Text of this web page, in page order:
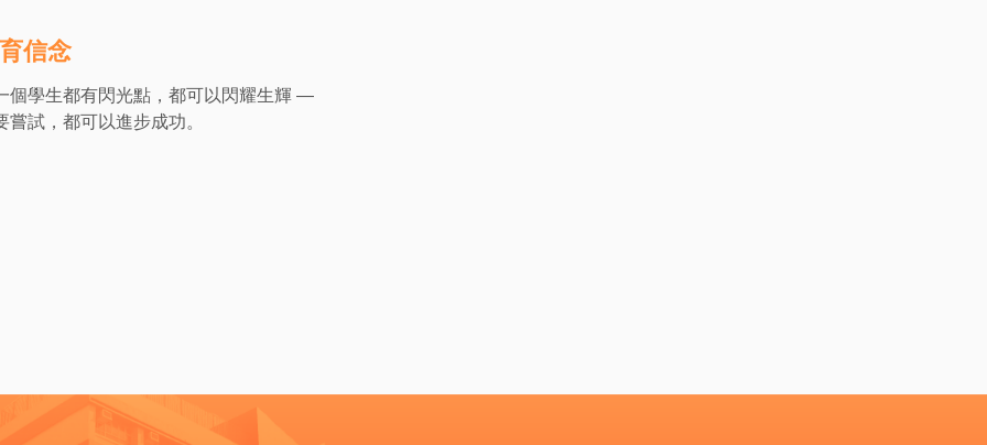
信念
個學生都有閃光點，都可以閃耀生輝 —
嘗試，都可以進步成功。